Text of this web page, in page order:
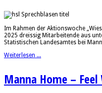
Im Rahmen der Aktionswoche
2025 dreissig Mitarbeitende aus
Statistischen Landesamtes bei
Weiterlesen ...
Manna Home – Feel